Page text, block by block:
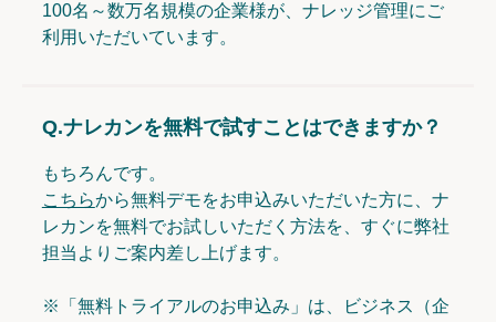
100名～数万名規模の企業様が、ナレッジ管理にご
利用いただいています。
Q.ナレカンを無料で試すことはできますか？
もちろんです。
こちらから無料デモをお申込みいただいた方に、ナ
レカンを無料でお試しいただく方法を、すぐに弊社
担当よりご案内差し上げます。
※「無料トライアルのお申込み」は、ビジネス（企